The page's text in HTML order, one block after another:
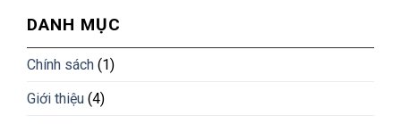
DANH MỤC
Chính sách (1)
Giới thiệu (4)